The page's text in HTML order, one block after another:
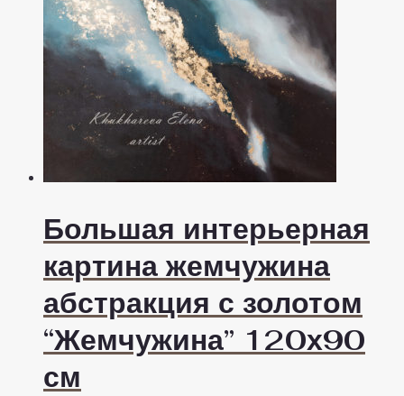
Большая интерьерная
картина жемчужина
абстракция с золотом
“Жемчужина” 120х90
см